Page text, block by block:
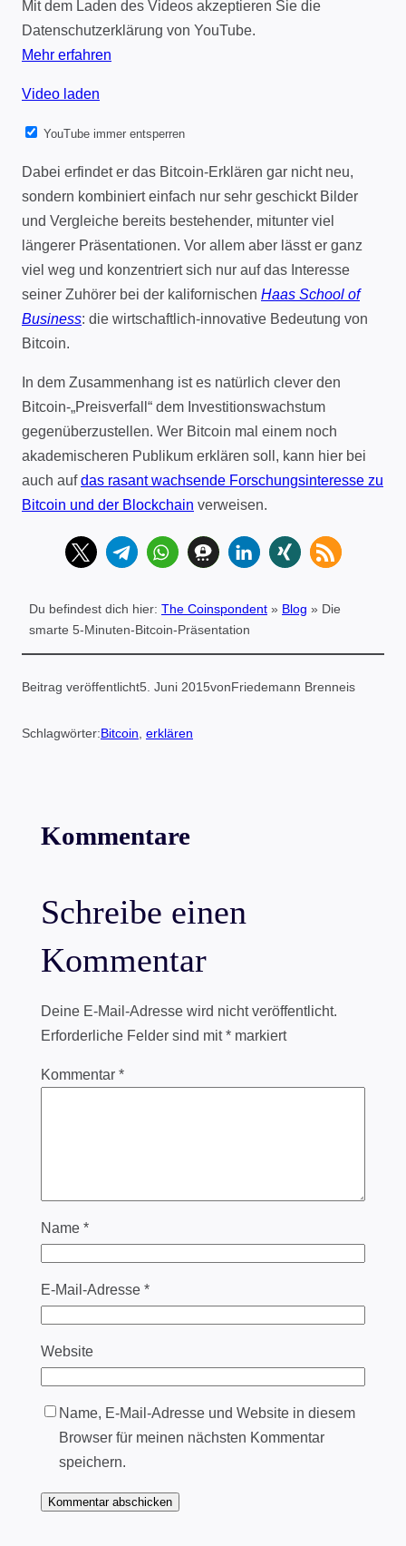
Mit dem Laden des Videos akzeptieren Sie die
Datenschutzerklärung von YouTube.
Mehr erfahren
Video laden
YouTube immer entsperren
Dabei erfindet er das Bitcoin-Erklären gar nicht neu,
sondern kombiniert einfach nur sehr geschickt Bilder
und Vergleiche bereits bestehender, mitunter viel
längerer Präsentationen. Vor allem aber lässt er ganz
viel weg und konzentriert sich nur auf das Interesse
seiner Zuhörer bei der kalifornischen Haas School of
Business: die wirtschaftlich-innovative Bedeutung von
Bitcoin.
In dem Zusammenhang ist es natürlich clever den
Bitcoin-„Preisverfall“ dem Investitionswachstum
gegenüberzustellen. Wer Bitcoin mal einem noch
akademischeren Publikum erklären soll, kann hier bei
auch aufdas rasant wachsende Forschungsinteresse zu
Bitcoin und der Blockchain verweisen.
Du befindest dich hier: The Coinspondent » Blog » Die
smarte 5-Minuten-Bitcoin-Präsentation
Beitrag veröffentlicht5. Juni 2015vonFriedemann Brenneis
Schlagwörter:Bitcoin erklären
Kommentare
Schreibe einen
Kommentar
Deine E-Mail-Adresse wird nicht veröffentlicht.
Erforderliche Felder sind mit*markiert
Kommentar *
Name *
E-Mail-Adresse *
Website
Name, E-Mail-Adresse und Website in diesem
Browser für meinen nächsten Kommentar
speichern.